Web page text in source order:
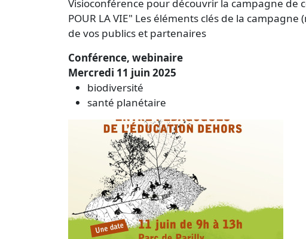
Visioconférence pour découvrir la campagne de
POUR LA VIE" Les éléments clés de la
de vos publics et partenaires
Conférence, webinaire
Mercredi 11 juin 2025
biodiversité
santé planétaire